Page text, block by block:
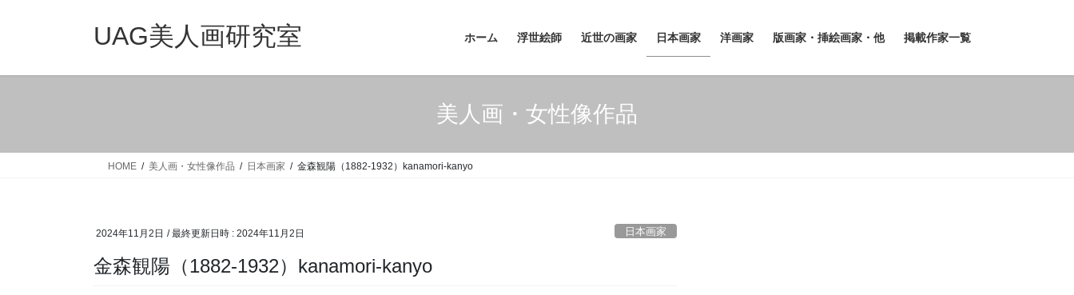
UAG美人画研究室 ホーム 浮世絵師 近世の画家 日本画家 洋画家 版画家・挿絵画家・他 掲載作家一覧
美人画・女性像作品
HOME 美人画・女性像作品 日本画家 金森観陽（1882-1932）kanamori-kanyo
2024年11月2日 / 最終更新日時 : 2024年11月2日 日本画家
金森観陽（1882-1932）kanamori-kanyo